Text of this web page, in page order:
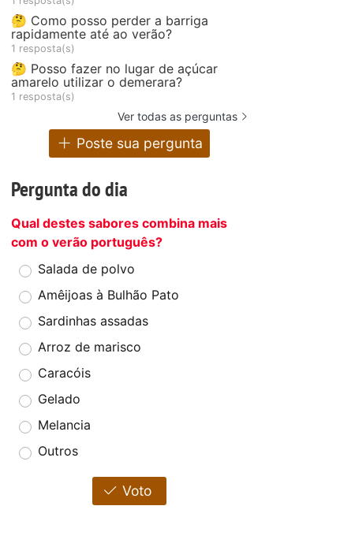
🤔 Como posso perder a barriga
rapidamente até ao verão?
1 resposta(s)
🤔 Posso fazer no lugar de açúcar
amarelo utilizar o demerara?
1 resposta(s)
Ver todas as perguntas
Poste sua pergunta
Pergunta do dia
Qual destes sabores combina mais
com o verão português?
Salada de polvo
Amêijoas à Bulhão Pato
Sardinhas assadas
Arroz de marisco
Caracóis
Gelado
Melancia
Outros
Voto